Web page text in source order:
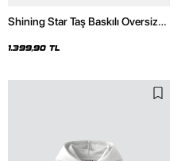
Shining Star Taş Baskılı Oversize
Hoodie
1.399,90 TL